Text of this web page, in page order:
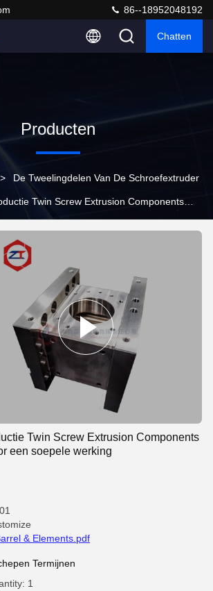
86--18952048192
Chatten
Producten
> De Tweelingdelen Van De Schroefextruder
Twin Screw Extrusion Components
Twin Screw Extrusion Components
een soepele werking
& Elements.pdf
Termijnen
1